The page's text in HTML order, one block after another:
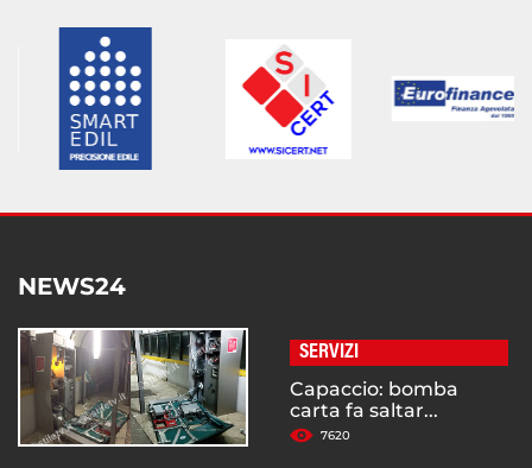
NEWS24
SERVIZI
Capaccio: bomba
carta fa saltar...
7620